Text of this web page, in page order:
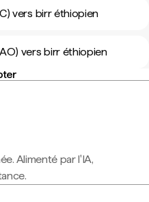
vers birr éthiopien
vers birr éthiopien
Alimenté par l'IA,